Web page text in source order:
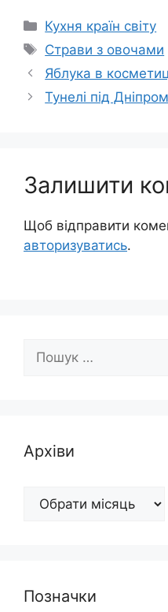
Категорії
Кухня країн світу
Позначки
Страви з овочами
Яблука в
Тунелі під Дніпром
Залишити
Щоб відправити
авторизуватись.
Архіви
Архіви
Позначки